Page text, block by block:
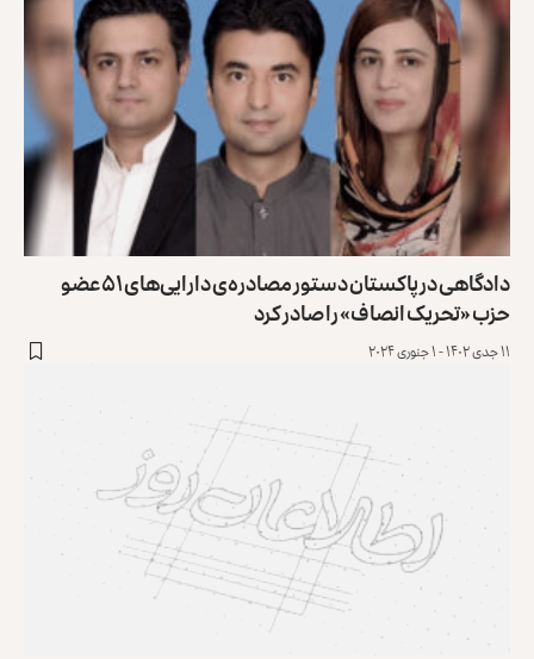
دادگاهی در پاکستان دستور مصادره‌ی دارایی‌های ۵۱ عضو
حزب «تحریک انصاف» را صادر کرد
۱۱ جدی ۱۴۰۲ - ۱ جنوری ۲۰۲۴